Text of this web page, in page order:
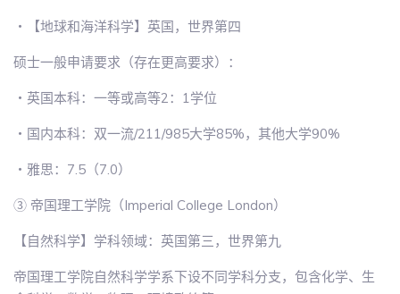
・【地球和海洋科学】英国，世界第四
硕士一般申请要求（存在更高要求）：
・英国本科：一等或高等2：1学位
・国内本科：双一流/211/985大学85%，其他大学90%
・雅思：7.5（7.0）
③ 帝国理工学院（Imperial College London）
【自然科学】学科领域：英国第三，世界第九
帝国理工学院自然科学学系下设不同学科分支，包含化学、生